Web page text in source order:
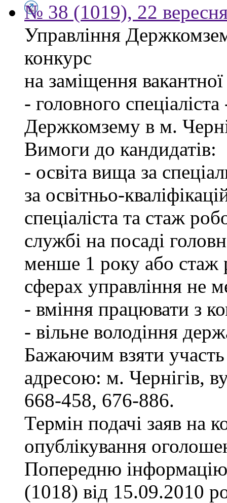
№ 38 (1019), 22
Управління
конкурс
на заміщення
- головного
Держкомзему в м.
Вимоги до кандидатів:
- освіта вища за
за освітньо-
спеціаліста та стаж
службі на посаді
менше 1 року або стаж
сферах управління не
- вміння працювати з
- вільне володіння
Бажаючим взяти участь
адресою: м. Чернігів,
668-458, 676-886.
Термін подачі заяв на
опублікування
Попередню
(1018) від 15.09.2010